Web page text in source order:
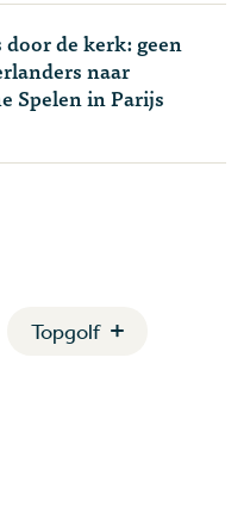
door de kerk: geen
naar
Spelen in Parijs
Topgolf